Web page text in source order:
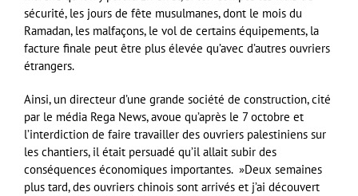
sécurité, les jours de fête musulmanes, dont le mois du
Ramadan, les malfaçons, le vol de certains équipements, la
facture finale peut être plus élevée qu’avec d’autres ouvriers
étrangers.
Ainsi, un directeur d’une grande société de construction, cité
par le média Rega News, avoue qu’après le 7 octobre et
l’interdiction de faire travailler des ouvriers palestiniens sur
les chantiers, il était persuadé qu’il allait subir des
conséquences économiques importantes. »Deux semaines
plus tard, des ouvriers chinois sont arrivés et j’ai découvert